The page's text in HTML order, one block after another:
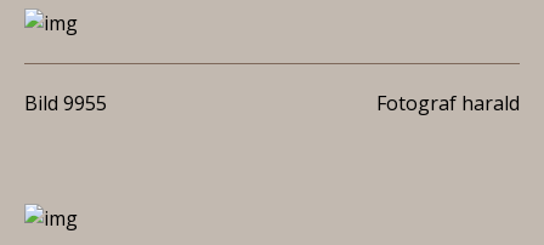
Bild 9955 Fotograf harald